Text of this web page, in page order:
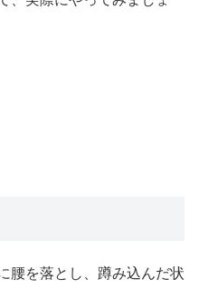
腰を落とし、蹲み込んだ状